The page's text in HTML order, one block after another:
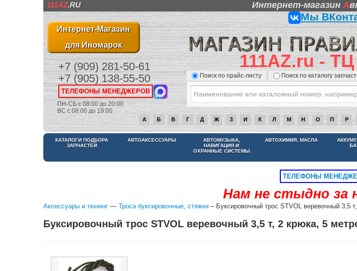
111AZ.RU Интернет-магазинA
Интернет-Магазин
для Иномарок
+7 (909) 281-50-61
+7 (905) 138-55-50
ТЕЛЕФОНЫ МЕНЕДЖЕРОВ
ПН-СБ с 08:00 до 20:00
ВС с 08:00 до 19:00
Мы
111AZ.ru -
Поиск по прайс-листу Поиск по каталогу
А Б В Г Д Ж З И К Л М Н О П Р
НАМ НЕ СТЫДНО
КАТАЛОГИ ПОДБОРА
ЗАПЧАСТЕЙ
АВТОАКСЕССУАРЫ
АВТОМУЗЫКА,
НАВИГАЦИЯ И
ОХРАННЫЕ СИСТЕМЫ
АВТОХИМИЯ, МАСЛА
ТЕЛЕФОНЫ
Нам не стыдно за
Аксессуары и тюнинг — Троса буксировочные, стяжки – Буксировочный трос STVOL веревочный 3,5
Буксировочный трос STVOL веревочный 3,5 т, 2 крюка, 5